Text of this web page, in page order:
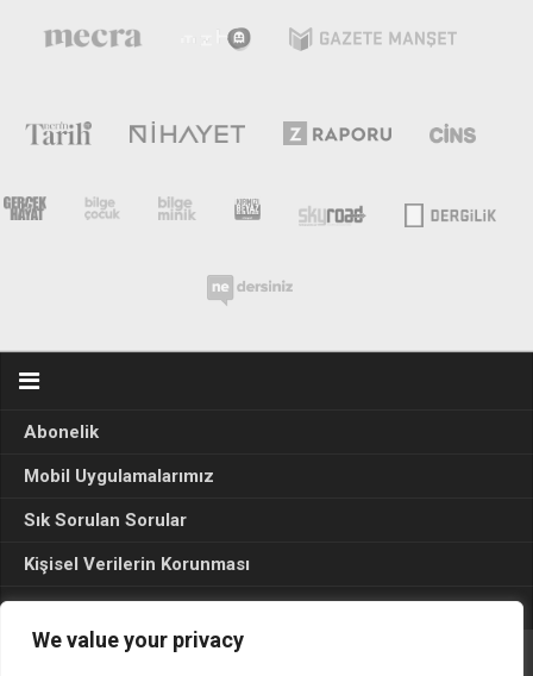
We value your privacy
Abonelik
Mobil Uygulamalarımız
Sık Sorulan Sorular
Kişisel Verilerin Korunması
Seçim Sonuçları 2024